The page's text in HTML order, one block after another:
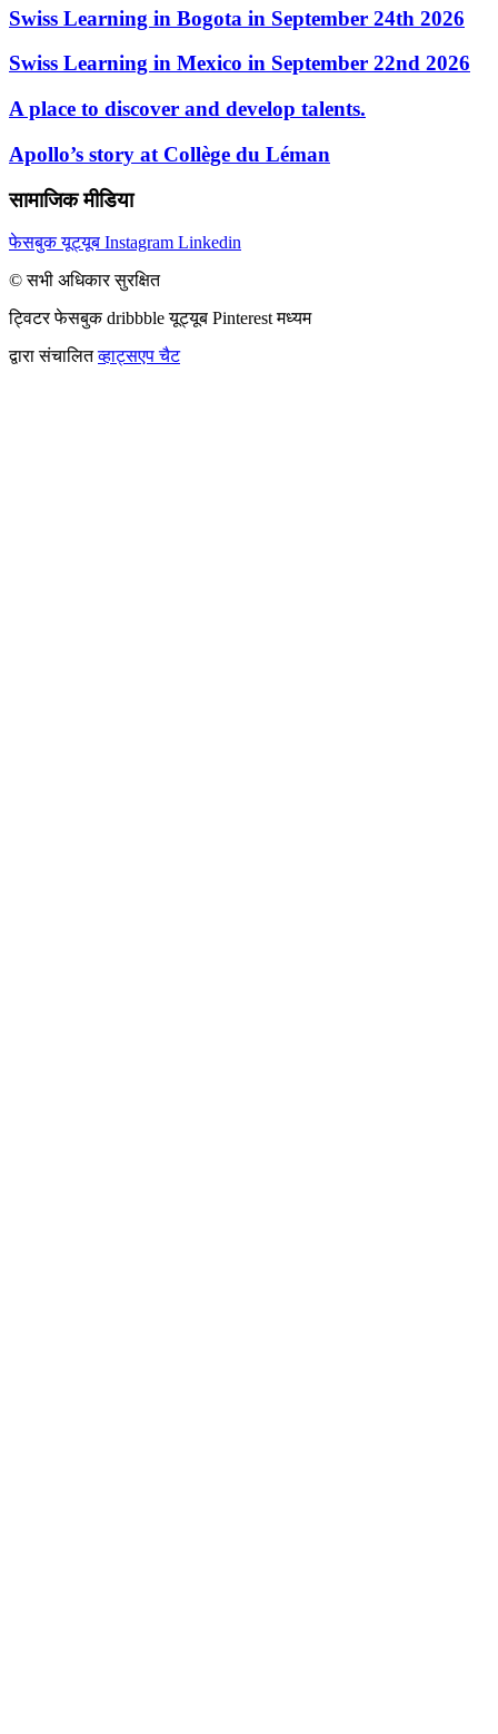
Swiss Learning in Bogota in September 24th 2026
Swiss Learning in Mexico in September 22nd 2026
A place to discover and develop talents.
Apollo’s story at Collège du Léman
सामाजिक मीडिया
फेसबुक यूट्यूब Instagram Linkedin
© सभी अधिकार सुरक्षित
ट्विटर फेसबुक dribbble यूट्यूब Pinterest मध्यम
द्वारा संचालितव्हाट्सएप चैट